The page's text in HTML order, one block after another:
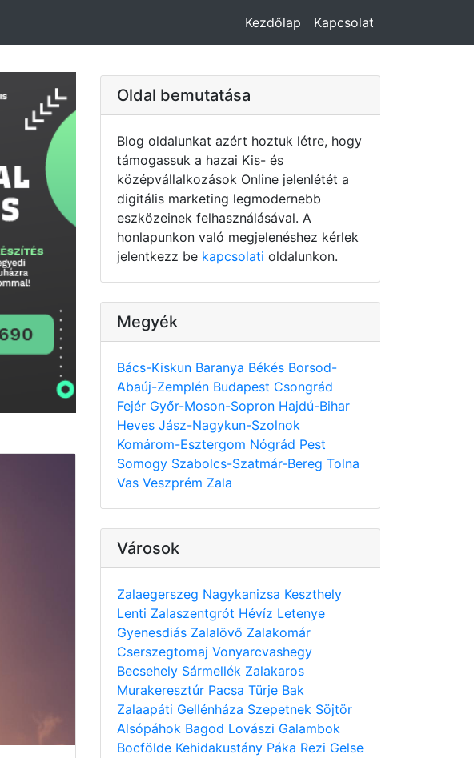
Kezdőlap Kapcsolat
Oldal bemutatása
Blog oldalunkat azért hoztuk létre, hogy
támogassuk a hazai Kis- és
középvállalkozások Online jelenlétét a
digitális marketing legmodernebb
eszközeinek felhasználásával. A
honlapunkon való megjelenéshez kérlek
jelentkezz be kapcsolati oldalunkon.
Megyék
Bács-Kiskun Baranya Békés Borsod-
Abaúj-Zemplén Budapest Csongrád
Fejér Győr-Moson-Sopron Hajdú-Bihar
Heves Jász-Nagykun-Szolnok
Komárom-Esztergom Nógrád Pest
Somogy Szabolcs-Szatmár-Bereg Tolna
Vas Veszprém Zala
Városok
Zalaegerszeg Nagykanizsa Keszthely
Lenti Zalaszentgrót Hévíz Letenye
Gyenesdiás Zalalövő Zalakomár
Cserszegtomaj Vonyarcvashegy
Becsehely Sármellék Zalakaros
Murakeresztúr Pacsa Türje Bak
Zalaapáti Gellénháza Szepetnek Söjtör
Alsópáhok Bagod Lovászi Galambok
Bocfölde Kehidakustány Páka Rezi Gelse